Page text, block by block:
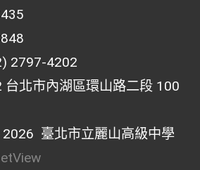
2797-4202
台北市內湖區環山路二段 100
臺北市立麗山高級中學